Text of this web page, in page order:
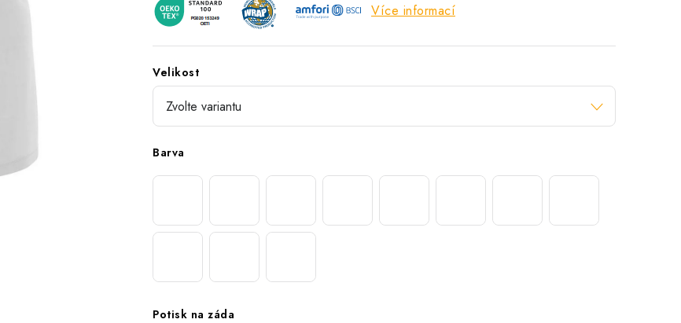
Více informací
Velikost
Barva
Potisk na záda